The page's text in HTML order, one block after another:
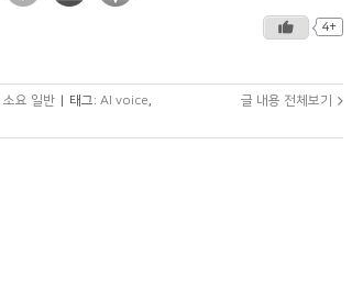
4+
소요 일반 | 태그: AI voice,
글 내용 전체보기